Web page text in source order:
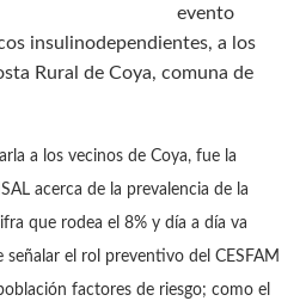
evento
insulinodependientes, a los
Rural de Coya, comuna de
a los vecinos de Coya, fue la
acerca de la prevalencia de la
que rodea el 8% y día a día va
el rol preventivo del CESFAM
factores de riesgo; como el